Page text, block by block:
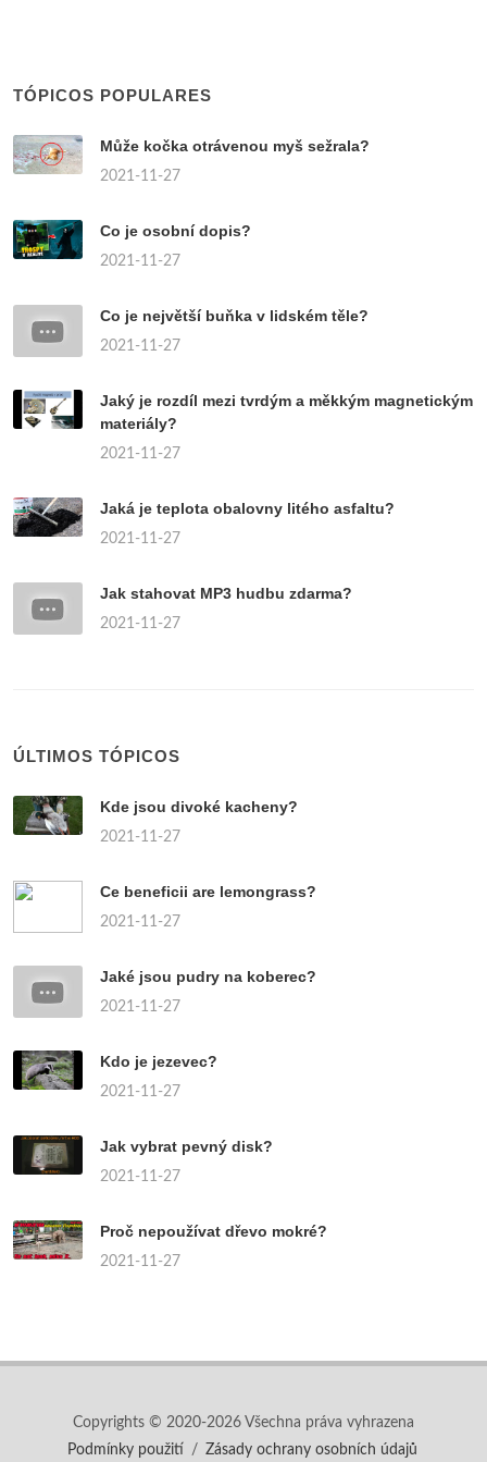
TÓPICOS POPULARES
Může kočka otrávenou myš sežrala?
2021-11-27
Co je osobní dopis?
2021-11-27
Co je největší buňka v lidském těle?
2021-11-27
Jaký je rozdíl mezi tvrdým a měkkým magnetickým
materiály?
2021-11-27
Jaká je teplota obalovny litého asfaltu?
2021-11-27
Jak stahovat MP3 hudbu zdarma?
2021-11-27
ÚLTIMOS TÓPICOS
Kde jsou divoké kacheny?
2021-11-27
Ce beneficii are lemongrass?
2021-11-27
Jaké jsou pudry na koberec?
2021-11-27
Kdo je jezevec?
2021-11-27
Jak vybrat pevný disk?
2021-11-27
Proč nepoužívat dřevo mokré?
2021-11-27
Copyrights © 2020-2026 Všechna práva vyhrazena
Podmínky použití
/ Zásady ochrany osobních údajů